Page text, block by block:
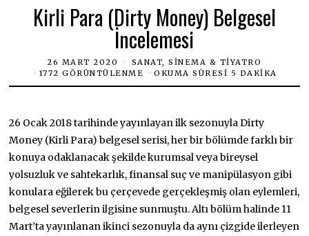
Kirli Para (Dirty Money) Belgesel
İncelemesi
26 MART 2020
SANAT, SINEMA & TIYATRO
1772 GÖRÜNTÜLENME
OKUMA SÜRESI 5 DAKIKA
26 Ocak 2018 tarihinde yayınlayan ilk sezonuyla Dirty
Money (Kirli Para) belgesel serisi, her bir bölümde farklı bir
konuya odaklanacak şekilde kurumsal veya bireysel
yolsuzluk ve sahtekarlık, finansal suç ve manipülasyon gibi
konulara eğilerek bu çerçevede gerçekleşmiş olan eylemleri,
belgesel severlerin ilgisine sunmuştu. Altı bölüm halinde 11
Mart’ta yayınlanan ikinci sezonuyla da aynı çizgide ilerleyen